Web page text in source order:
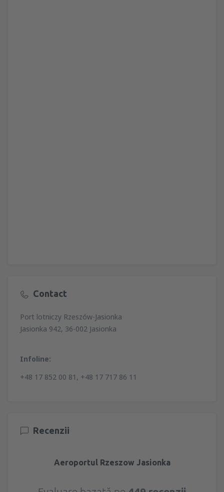
Contact
Port lotniczy Rzeszów-Jasionka
Jasionka 942, 36-002 Jasionka
Infoline:
+48 17 852 00 81, +48 17 717 86 11
Recenzii
Aeroportul Rzeszow Jasionka